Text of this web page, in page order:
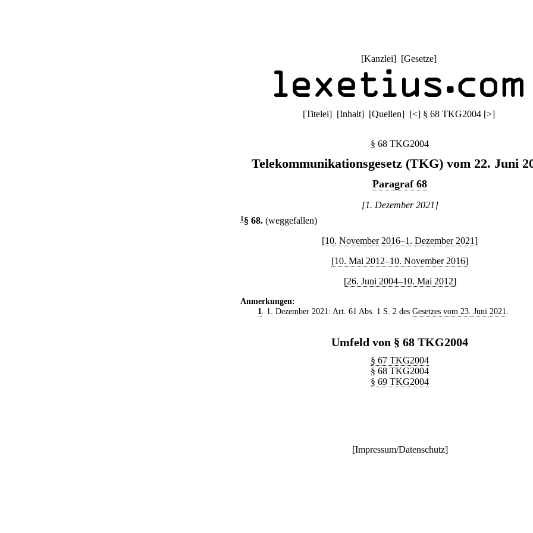
[Kanzlei] [Gesetze]
[Titelei] [Inhalt] [Quellen] [<] § 68 TKG2004 [>]
§ 68 TKG2004
Telekommunikationsgesetz (TKG) vom 22. Juni
Paragraf 68
[1. Dezember 2021]
1 § 68. (weggefallen)
[10. November 2016–1. Dezember 2021]
[10. Mai 2012–10. November 2016]
[26. Juni 2004–10. Mai 2012]
Anmerkungen:
1
. 1. Dezember 2021: Art. 61 Abs. 1 S. 2 des Gesetzes vom 23. Juni 2021
Umfeld von § 68 TKG2004
§ 67 TKG2004
§ 68 TKG2004
§ 69 TKG2004
[Impressum/Datenschutz]